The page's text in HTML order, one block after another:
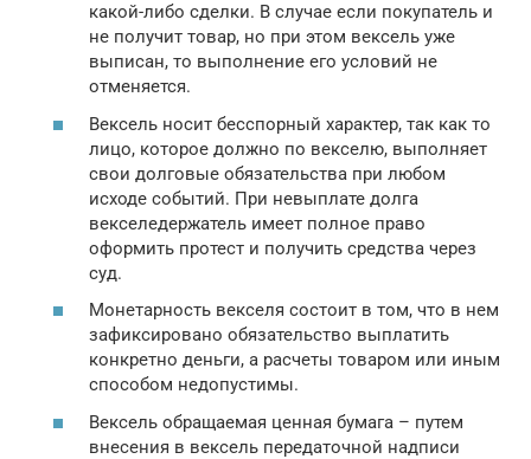
какой-либо сделки. В случае если покупатель и
не получит товар, но при этом вексель уже
выписан, то выполнение его условий не
отменяется.
Вексель носит бесспорный характер, так как то
лицо, которое должно по векселю, выполняет
свои долговые обязательства при любом
исходе событий. При невыплате долга
векселедержатель имеет полное право
оформить протест и получить средства через
суд.
Монетарность векселя состоит в том, что в нем
зафиксировано обязательство выплатить
конкретно деньги, а расчеты товаром или иным
способом недопустимы.
Вексель обращаемая ценная бумага – путем
внесения в вексель передаточной надписи